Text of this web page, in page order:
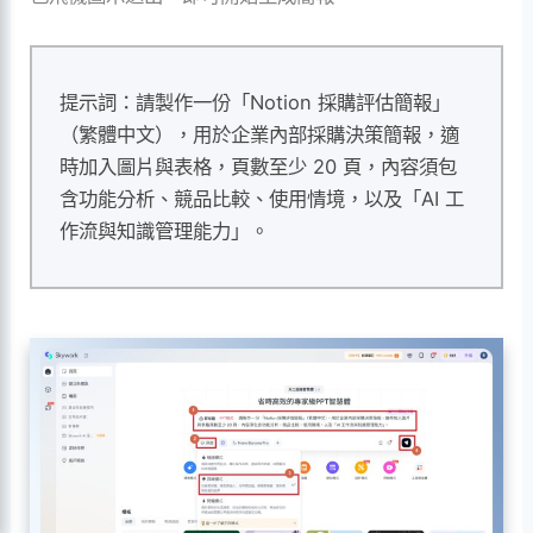
提示詞：請製作一份「Notion 採購評估簡報」
（繁體中文），用於企業內部採購決策簡報，適
時加入圖片與表格，頁數至少 20 頁，內容須包
含功能分析、競品比較、使用情境，以及「AI 工
作流與知識管理能力」。